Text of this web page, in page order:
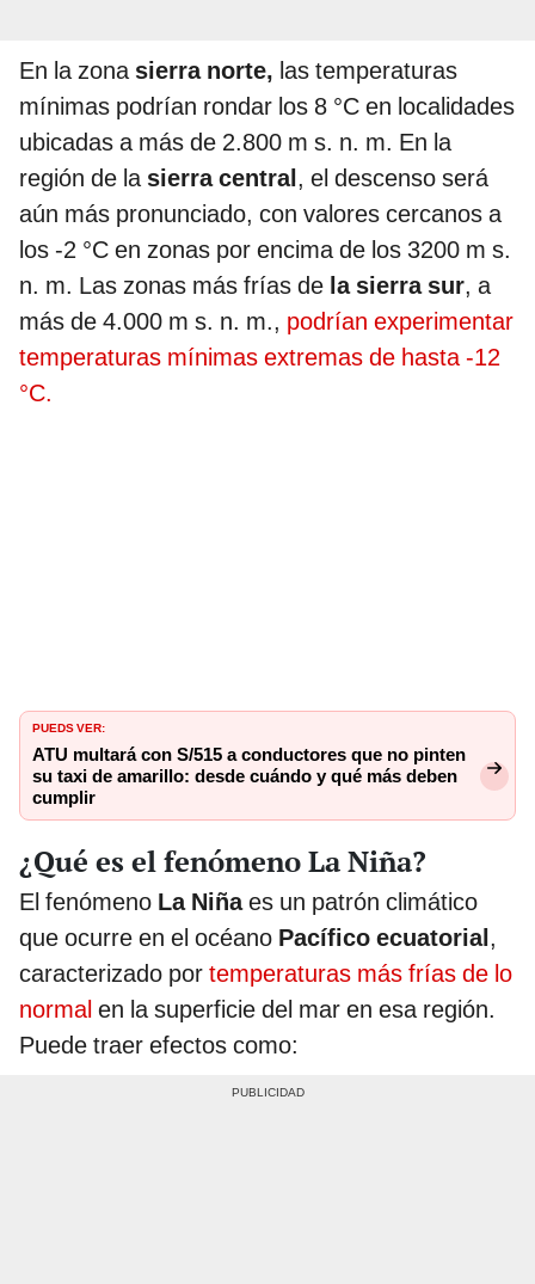
En la zona sierra norte, las temperaturas
mínimas podrían rondar los 8 °C en localidades
ubicadas a más de 2.800 m s. n. m. En la
región de la sierra central, el descenso será
aún más pronunciado, con valores cercanos a
los -2 °C en zonas por encima de los 3200 m s.
n. m. Las zonas más frías de la sierra sur, a
más de 4.000 m s. n. m., podrían experimentar
temperaturas mínimas extremas de hasta -12
°C.
PUEDS VER:
ATU multará con S/515 a conductores que no pinten
su taxi de amarillo: desde cuándo y qué más deben
cumplir
¿Qué es el fenómeno La Niña?
El fenómeno La Niñaes un patrón climático
que ocurre en el océano Pacífico ecuatorial,
caracterizado por temperaturas más frías de lo
normal en la superficie del mar en esa región.
Puede traer efectos como: